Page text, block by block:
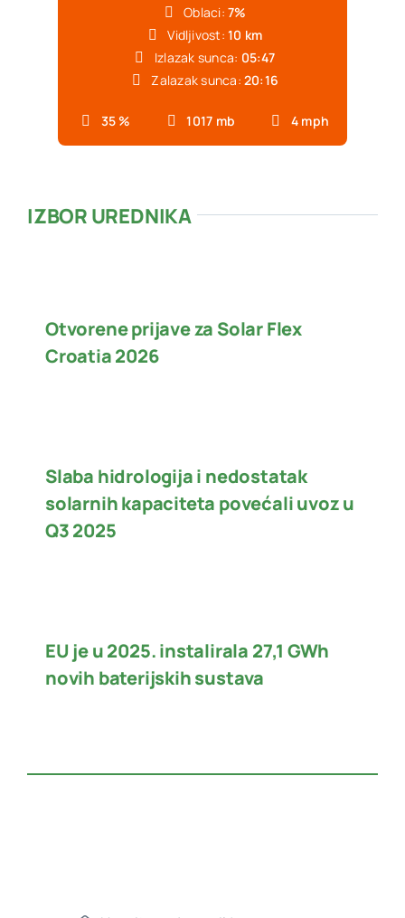
35 % 1017 mb 4 mph
Oblaci: 7%
Vidljivost: 10 km
Izlazak sunca: 05:47
Zalazak sunca: 20:16
IZBOR UREDNIKA
Otvorene prijave za Solar Flex
Croatia 2026
Slaba hidrologija i nedostatak
solarnih kapaciteta povećali uvoz u
Q3 2025
EU je u 2025. instalirala 27,1 GWh
novih baterijskih sustava